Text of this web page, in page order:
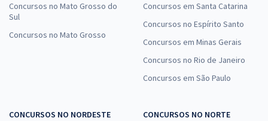
Concursos no Mato Grosso do
Sul
Concursos no Mato Grosso
Concursos em Santa Catarina
Concursos no Espírito Santo
Concursos em Minas Gerais
Concursos no Rio de Janeiro
Concursos em São Paulo
CONCURSOS NO NORDESTE
CONCURSOS NO NORTE